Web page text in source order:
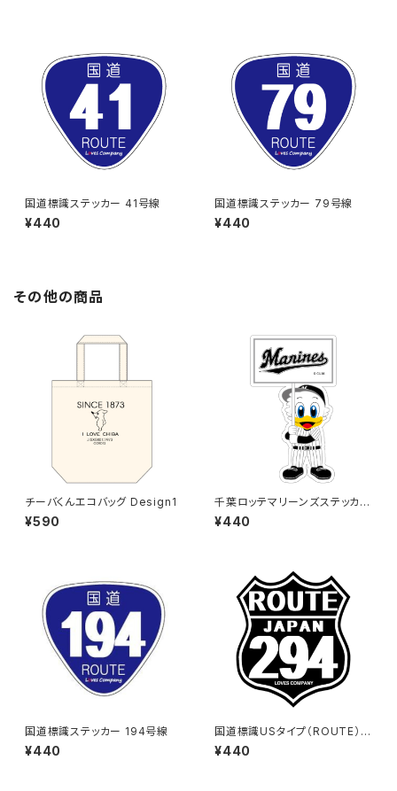
国道標識ステッカー 41号線
¥440
国道標識ステッカー 79号線
¥440
その他の商品
チーバくんエコバッグ Design1
¥590
千葉ロッテマリーンズステッカー
12
¥440
国道標識ステッカー 194号線
¥440
国道標識USタイプ（ROUTE）ス
テッカー 294号線（ブラック）
¥440